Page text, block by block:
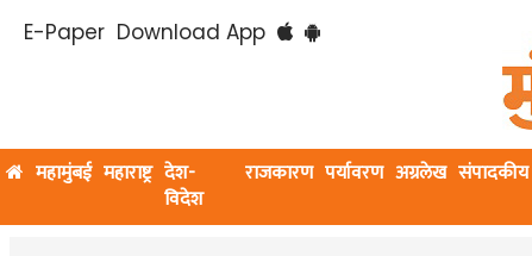
E-Paper Download App
महामुंबई महाराष्ट्र देश-
विदेश
राजकारण पर्यावरण अग्रलेख संपादकीय